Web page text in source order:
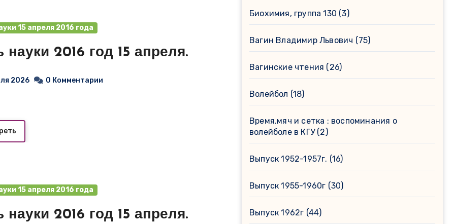
15 апреля 2016 года
науки 2016 год 15 апреля.
2026 0 Комментарии
15 апреля 2016 года
науки 2016 год 15 апреля.
Биохимия, группа 130 (3)
Вагин Владимир Львович (75)
Вагинские чтения (26)
Волейбол (18)
Время.мяч и сетка : воспоминания о
волейболе в КГУ(2)
Выпуск 1952-1957г. (16)
Выпуск 1955-1960г (30)
Выпуск 1962г (44)